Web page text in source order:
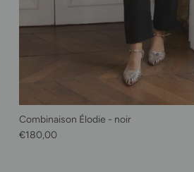
Combinaison Élodie - noir
Prix habituel
€180,00